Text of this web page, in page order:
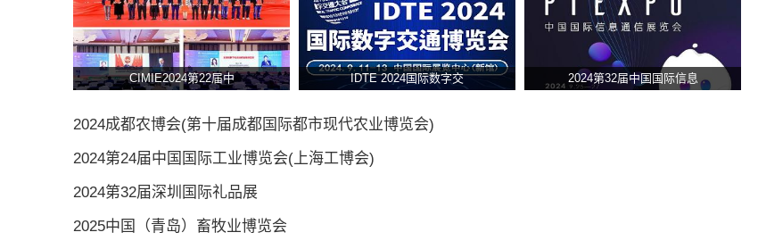
CIMIE2024第22届中 IDTE 2024国际数字交 2024第32届中国国际信息
2024成都农博会(第十届成都国际都市现代农业博览会)
2024第24届中国国际工业博览会(上海工博会)
2024第32届深圳国际礼品展
2025中国（青岛）畜牧业博览会